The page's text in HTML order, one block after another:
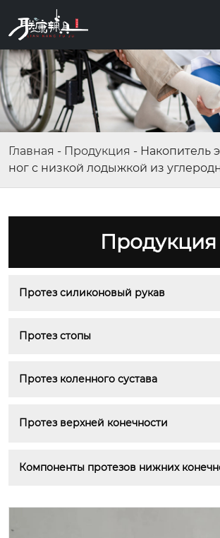
Главная - Продукция - Накопитель
ног с низкой лодыжкой из
Продукция
Протез силиконовый рукав
Протез стопы
Протез коленного сустава
Протез верхней конечности
Компоненты протезов нижних